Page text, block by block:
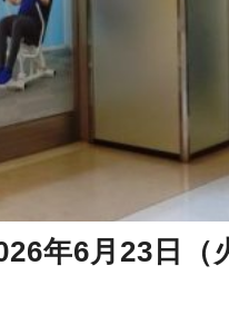
年6月23日（